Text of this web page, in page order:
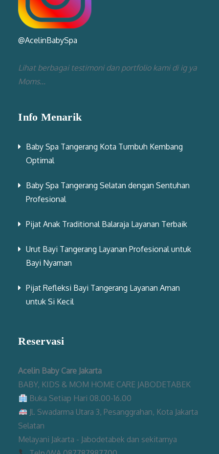
@AcelinBabySpa
Lihat berbagai testimoni dan portfolio kami di ig ya
Moms...
Info Menarik
Baby Spa Tangerang Kota Tumbuh Kembang
Optimal
Baby Spa Tangerang Selatan dengan Sentuhan
Profesional
Pijat Anak Traditional Balaraja Layanan Terbaik
Urut Bayi Tangerang Layanan Profesional untuk
Bayi Nyaman
Pijat Refleksi Bayi Tangerang Layanan Aman
untuk Si Kecil
Reservasi
Acelin Baby Care Jakarta
BABY, KIDS & MOM HOME CARE JABODETABEK
Buka Setiap Hari 08.00-16.00
Jl. Swadarma Utara 3, Pesanggrahan, Kota Jakarta
Selatan
Melayani Jakarta - Jabodetabek dan sekitarnya